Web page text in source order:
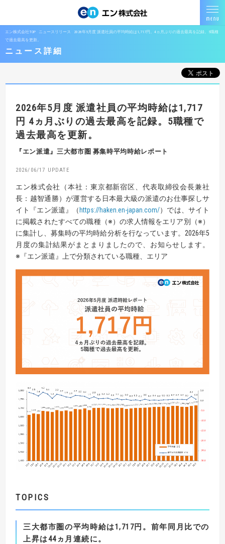
エン株式会社TOP ニュースリリース
2026年5月度 派遣社員の平均時給は1,717円。4ヵ月ぶりの過去最高を記録。5職種
で過去最高を更新。
ニュース詳細
2026年5月度 派遣社員の平均時給は1,717
円 4ヵ月ぶりの過去最高を記録。5職種で
過去最高を更新。
『エン派遣』三大都市圏 募集時平均時給レポート
2026/06/17
エン株式会社（本社：東京都新宿区、代表取締役会長兼社
長：越智通勝）が運営する日本最大級の派遣のお仕事探しサ
イト『エン派遣』（https://haken.en-japan.com/）では、サイト
に掲載されたすべての職種（※）の求人情報をエリア別（※）
に集計し、募集時の平均時給分析を行なっています。2026年5
月度の集計結果がまとまりましたので、お知らせします。
※『エン派遣』上で分類されている職種、エリア
TOPICS
三大都市圏の平均時給は1,717円。前年同月比での
上昇は44 ヵ月連続に。